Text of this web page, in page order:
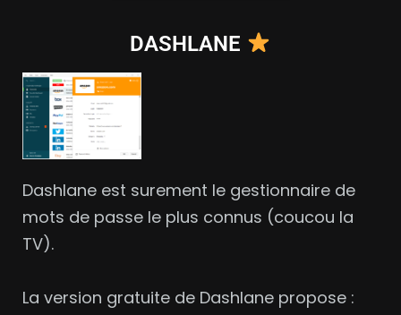
DASHLANE
Dashlane est surement le gestionnaire de
mots de passe le plus connus (coucou la
TV).
La version gratuite de Dashlane propose :